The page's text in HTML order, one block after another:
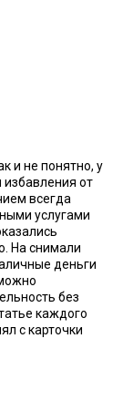
и не понятно, у
избавления от
всегда
услугами
На снимали
деньги
без
каждого
с карточки